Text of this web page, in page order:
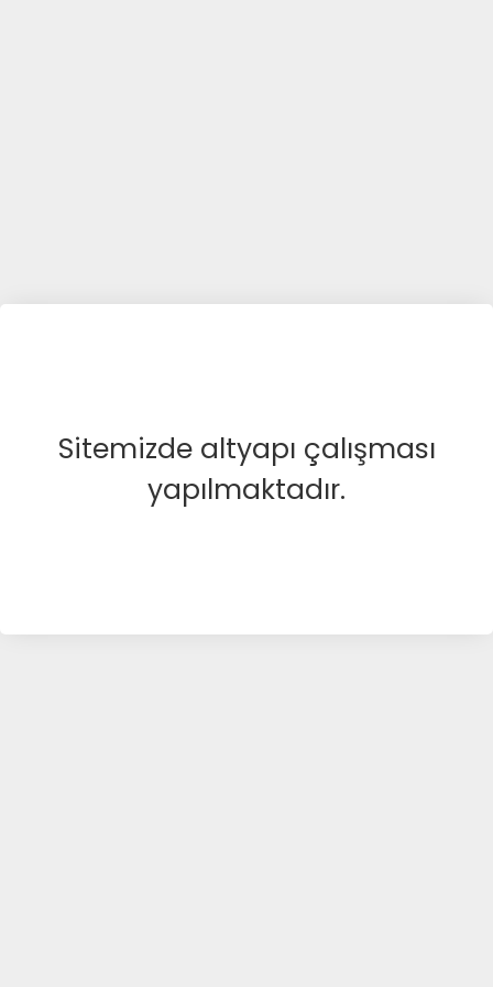
Sitemizde altyapı çalışması
yapılmaktadır.